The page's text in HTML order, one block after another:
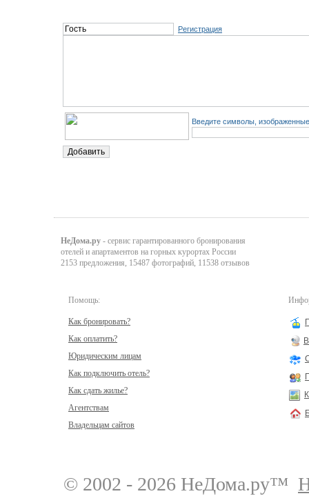
Регистрация
Введите символы,
НеДома.ру - сервис гарантированного бронирования
отелей и апартаментов на горных курортах России
2153 предложения, 15487 фотографий, 11538 отзывов
Помощь:
Как бронировать?
Как оплатить?
Юридическим лицам
Как подключить отель?
Как сдать жилье?
Агентствам
Владельцам сайтов
© 2002 - 2026 НеДома.ру™